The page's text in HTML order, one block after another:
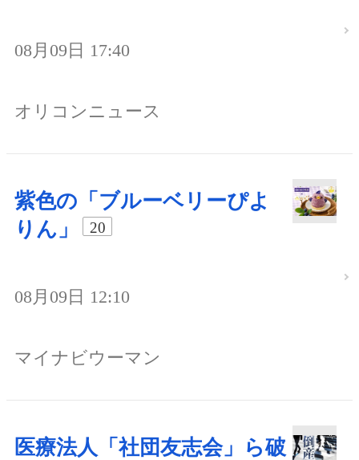
08月09日 17:40
オリコンニュース
紫色の「ブルーベリーぴよ
りん」
20
08月09日 12:10
マイナビウーマン
医療法人「社団友志会」ら破